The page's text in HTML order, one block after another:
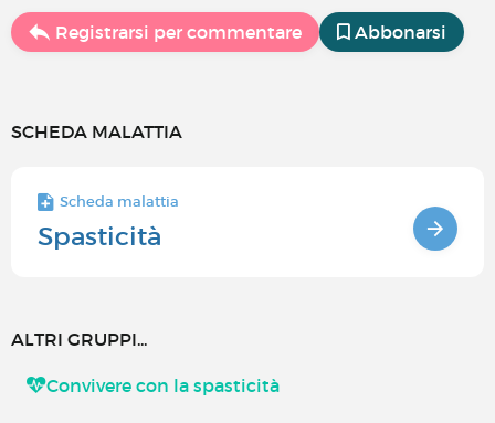
Registrarsi per commentare Abbonarsi
SCHEDA MALATTIA
Scheda malattia
Spasticità
ALTRI GRUPPI...
Convivere con la spasticità